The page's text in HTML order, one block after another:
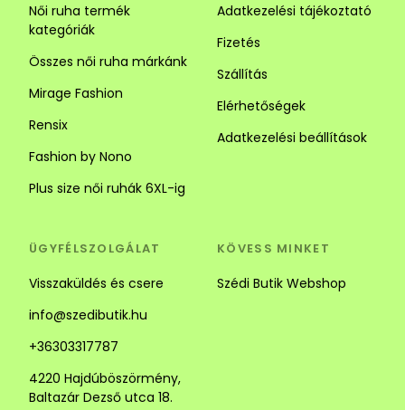
Női ruha termék
kategóriák
Összes női ruha márkánk
Mirage Fashion
Rensix
Fashion by Nono
Plus size női ruhák 6XL-ig
Adatkezelési tájékoztató
Fizetés
Szállítás
Elérhetőségek
Adatkezelési beállítások
ÜGYFÉLSZOLGÁLAT
Visszaküldés és csere
info@szedibutik.hu
+36303317787
4220 Hajdúböszörmény,
Baltazár Dezső utca 18.
KÖVESS MINKET
Szédi Butik Webshop